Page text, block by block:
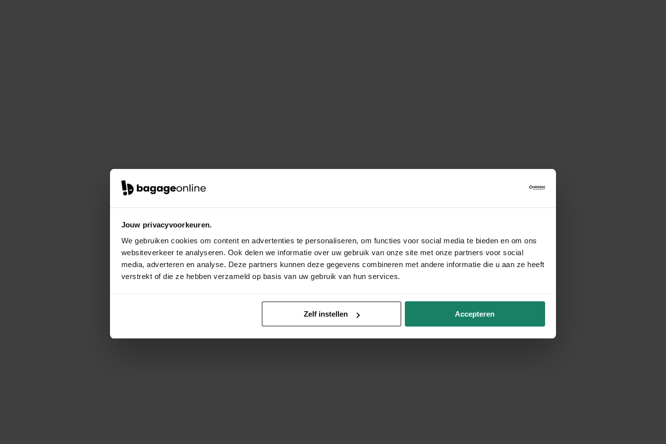
Jouw privacyvoorkeuren.
We gebruiken cookies om content en advertenties te personaliseren, om functies voor social media te bieden en om ons
websiteverkeer te analyseren. Ook delen we informatie over uw gebruik van onze site met onze partners voor social
media, adverteren en analyse. Deze partners kunnen deze gegevens combineren met andere informatie die u aan ze heeft
verstrekt of die ze hebben verzameld op basis van uw gebruik van hun services.
Zelf instellen Accepteren